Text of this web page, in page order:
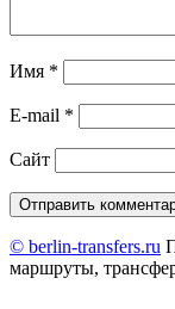
Имя *
E-mail *
Сайт
© berlin-transfers.ru
маршруты,